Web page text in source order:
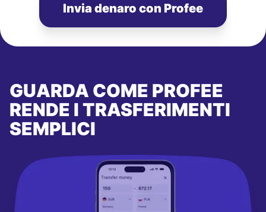
Invia denaro con Profee
GUARDA COME PROFEE
RENDE I TRASFERIMENTI
SEMPLICI